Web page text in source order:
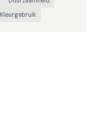
Kleurgebruik